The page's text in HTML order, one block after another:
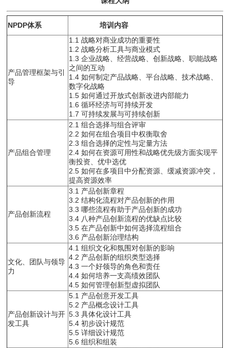
NPDP体系 培训内容
产品管理框架与引
导
1.1 战略对商业成功的重要性
1.2 战略分析工具与商业模式
1.3 企业战略、经营战略、创新战略、职能战略
之间的互动
1.4 如何制定产品战略、平台战略、技术战略、
数字化战略
1.5 如何通过开放式创新改进内部能力
1.6 循环经济与可持续开发
1.7 可持续发展与可持续创新
产品组合管理
2.1 组合选择与组合评审
2.2 如何在组合项目中权衡取舍
2.3 组合选择的定性与定量方法
2.4 如何在资源可用性和战略优先级方面实现平
衡投资、优中选优
2.5 如何在多项目中分配资源、缓减资源冲突，
提高资源效率
产品创新流程
3.1 产品创新章程
3.2 结构化流程对产品创新的作用
3.3 哪些流程有助于产品创新的成功
3.4 八种产品创新流程的优缺点比较
3.5 在产品创新中如何选择流程组合
3.6 产品创新治理结构
文化、团队与领导
力
4.1 组织文化和氛围对创新的影响
4.2 产品创新的组织类型选择
4.3 一个好领导的角色和责任
4.4 如何培养一支高绩效团队
4.5 如何管理创新型虚拟团队
产品创新设计与开
发工具
5.1 产品创意开发工具
5.2 产品概念设计工具
5.3 具体化设计工具
5.4 初步设计规范
5.5 详细设计规范
5.6 组织和组装